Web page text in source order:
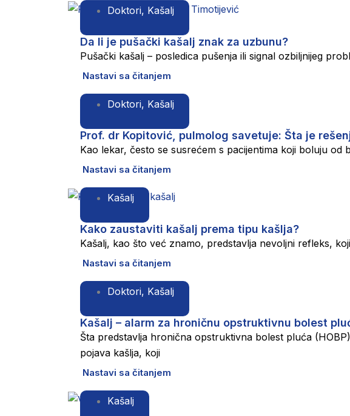
Doktori, Kašalj
Da li je pušački kašalj znak za uzbunu?
Pušački kašalj – posledica pušenja ili signal ozbiljnijeg
Nastavi sa čitanjem
Doktori, Kašalj
Prof. dr Kopitović, pulmolog savetuje: Šta je
Kao lekar, često se susrećem s pacijentima koji boluju
Nastavi sa čitanjem
Kašalj
Kako zaustaviti kašalj prema tipu kašlja?
Kašalj, kao što već znamo, predstavlja nevoljni refleks,
Nastavi sa čitanjem
Doktori, Kašalj
Kašalj – alarm za hroničnu opstruktivnu bolest
Šta predstavlja hronična opstruktivna bolest pluća
pojava kašlja, koji
Nastavi sa čitanjem
Kašalj